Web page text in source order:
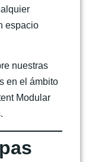
espacio
nuestras
en el ámbito
Modular